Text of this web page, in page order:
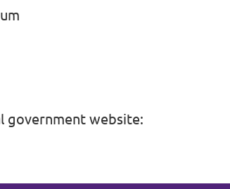
government website: